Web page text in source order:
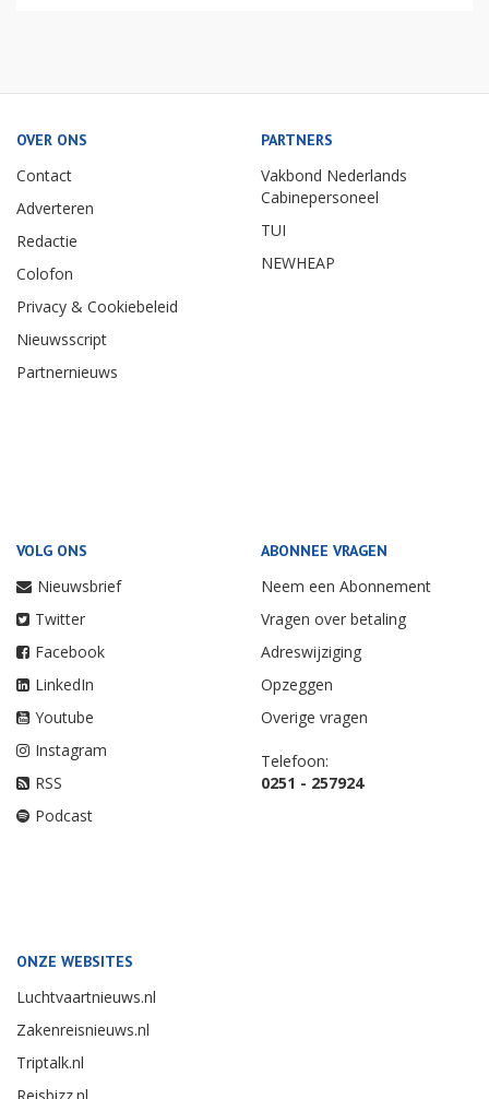
OVER ONS
Contact
Adverteren
Redactie
Colofon
Privacy & Cookiebeleid
Nieuwsscript
Partnernieuws
PARTNERS
Vakbond Nederlands
Cabinepersoneel
TUI
NEWHEAP
VOLG ONS
Nieuwsbrief
Twitter
Facebook
LinkedIn
Youtube
Instagram
RSS
Podcast
ABONNEE VRAGEN
Neem een Abonnement
Vragen over betaling
Adreswijziging
Opzeggen
Overige vragen
Telefoon:
0251 - 257924
ONZE WEBSITES
Luchtvaartnieuws.nl
Zakenreisnieuws.nl
Triptalk.nl